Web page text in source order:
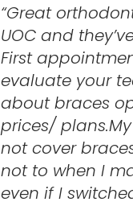
“Great
UOC and
First
evaluate your
about braces
prices/
not cover
not to when I
even if I